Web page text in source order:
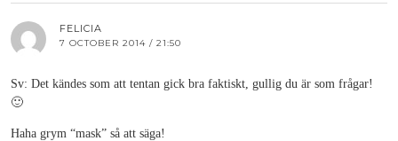
FELICIA
7 OCTOBER 2014 / 21:50
Sv: Det kändes som att tentan gick bra faktiskt, gullig du är som frågar!
🙂
Haha grym “mask” så att säga!